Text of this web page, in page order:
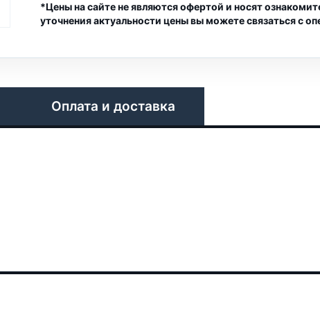
*Цены на сайте не являются офертой и носят
уточнения актуальности цены вы можете связаться с
Оплата и доставка